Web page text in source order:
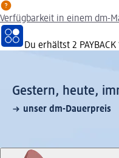
Verfügbarkeit in einem dm-
Du erhältst 2 PAYBACK
Gestern, heute,
unser dm-Dauerpreis